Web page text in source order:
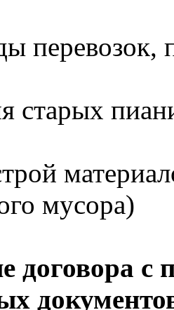
перевозок,
старых
мусора)
договора с